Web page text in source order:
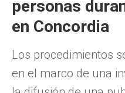
personas
en Concordia
Los procedimientos
en el marco de una